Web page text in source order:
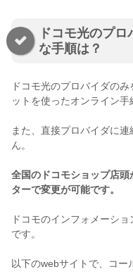
ドコモ光のプ
な手順は？
ドコモ光のプロバイダの
ットを使ったオンライン手
また、直接プロバイダに
ん。
全国のドコモショップ店
ターで変更が可能です。
ドコモのインフォメーシ
です。
以下のwebサイトで、コー